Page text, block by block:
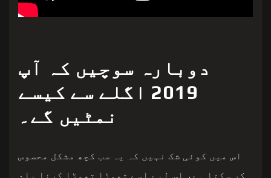
دوبارہ سوچیں کہ آپ
2019 اگلے سے کیسے
نمٹیں گے۔
اس میں کوئی شک نہیں کہ یہ سب کچھ مشکل محسوس
کر سکتا ہے، اس لیے اسے تھوڑا تھوڑا کرنا یاد